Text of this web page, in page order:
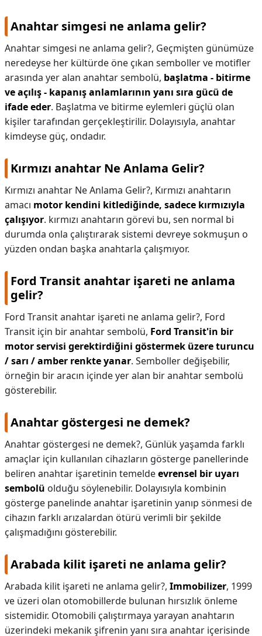
Anahtar simgesi ne anlama gelir?
Anahtar simgesi ne anlama gelir?, Geçmişten günümüze
neredeyse her kültürde öne çıkan semboller ve motifler
arasında yer alan anahtar sembolü, başlatma - bitirme
ve açılış - kapanış anlamlarının yanı sıra gücü de
ifade eder. Başlatma ve bitirme eylemleri güçlü olan
kişiler tarafından gerçekleştirilir. Dolayısıyla, anahtar
kimdeyse güç, ondadır.
Kırmızı anahtar Ne Anlama Gelir?
Kırmızı anahtar Ne Anlama Gelir?, Kırmızı anahtarın
amacı motor kendini kitlediğinde, sadece kırmızıyla
çalışıyor. kırmızı anahtarın görevi bu, sen normal bi
durumda onla çalıştırarak sistemi devreye sokmuşun o
yüzden ondan başka anahtarla çalışmıyor.
Ford Transit anahtar işareti ne anlama
gelir?
Ford Transit anahtar işareti ne anlama gelir?, Ford
Transit için bir anahtar sembolü, Ford Transit'in bir
motor servisi gerektirdiğini göstermek üzere turuncu
/ sarı / amber renkte yanar. Semboller değişebilir,
örneğin bir aracın içinde yer alan bir anahtar sembolü
gösterebilir.
Anahtar göstergesi ne demek?
Anahtar göstergesi ne demek?, Günlük yaşamda farklı
amaçlar için kullanılan cihazların gösterge panellerinde
beliren anahtar işaretinin temeldeevrensel bir uyarı
sembolü olduğu söylenebilir. Dolayısıyla kombinin
gösterge panelinde anahtar işaretinin yanıp sönmesi de
cihazın farklı arızalardan ötürü verimli bir şekilde
çalışmadığını gösterebilir.
Arabada kilit işareti ne anlama gelir?
Arabada kilit işareti ne anlama gelir?, Immobilizer, 1999
ve üzeri olan otomobillerde bulunan hırsızlık önleme
sistemidir. Otomobili çalıştırmaya yarayan anahtarın
üzerindeki mekanik şifrenin yanı sıra anahtar içerisinde